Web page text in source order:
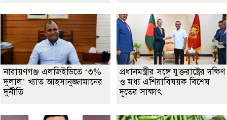
নারায়ণগঞ্জ এলজিইডিতে ‘৩%
দুলাল’ খ্যাত আহসানুজ্জামানের
দুর্নীতি
প্রধানমন্ত্রীর সঙ্গে যুক্তরাষ্ট্রের দক্ষিণ
ও মধ্য এশিয়াবিষয়ক বিশেষ
দূতের সাক্ষাৎ